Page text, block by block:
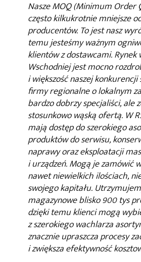
Nasze MOQ (Minimum Order
często kilkukrotnie mniejsze
producentów. To jest nasz
temu jesteśmy ważnym
klientów z dostawcami. Rynek
Wschodniej jest mocno
i większość naszej
firmy regionalne o lokalnym
bardzo dobrzy specjaliści, ale
stosunkowo wąską ofertą. W
mają dostęp do szerokiego
produktów do serwisu,
naprawy oraz eksploatacji
i urządzeń. Mogą je zamówić
nawet niewielkich ilościach,
swojego kapitału.
magazynowe blisko 900 tys
dzięki temu klienci mogą
z szerokiego wachlarza
znacznie upraszcza procesy
i zwiększa efektywność